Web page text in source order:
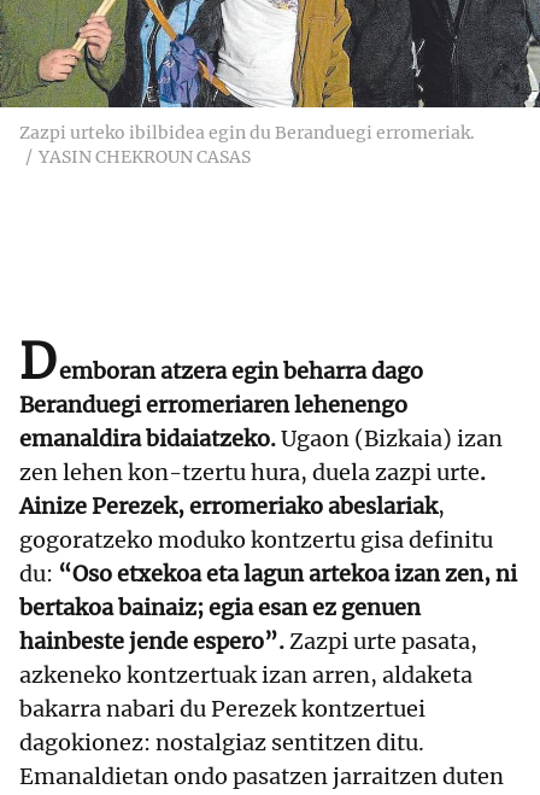
Zazpi urteko ibilbidea egin du Beranduegi erromeriak.
YASIN CHEKROUN CASAS
Demboran atzera egin beharra dago
Beranduegi erromeriaren lehenengo
emanaldira bidaiatzeko.Ugaon (Bizkaia) izan
zen lehen kon-tzertu hura, duela zazpi urte.
Ainize Perezek, erromeriako abeslariak,
gogoratzeko moduko kontzertu gisa definitu
du: “Oso etxekoa eta lagun artekoa izan zen, ni
bertakoa bainaiz; egia esan ez genuen
hainbeste jende espero”.Zazpi urte pasata,
azkeneko kontzertuak izan arren, aldaketa
bakarra nabari du Perezek kontzertuei
dagokionez: nostalgiaz sentitzen ditu.
Emanaldietan ondo pasatzen jarraitzen duten